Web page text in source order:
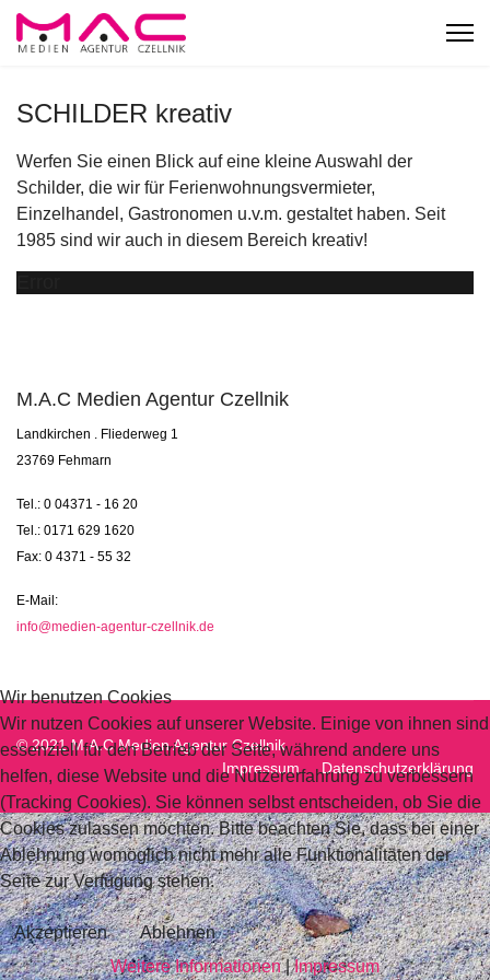
SCHILDER kreativ
Werfen Sie einen Blick auf eine kleine Auswahl der
Schilder, die wir für Ferienwohnungsvermieter,
Einzelhandel, Gastronomen u.v.m. gestaltet haben. Seit
1985 sind wir auch in diesem Bereich kreativ!
M.A.C Medien Agentur Czellnik
Landkirchen . Fliederweg 1
23769 Fehmarn
Tel.: 0 04371 - 16 20
Tel.: 0171 629 1620
Fax: 0 4371 - 55 32
E-Mail:
info@medien-agentur-czellnik.de
© 2021 M.A.C Medien Agentur Czellnik
Impressum
Datenschutzerklärung
Wir benutzen Cookies
Wir nutzen Cookies auf unserer Website. Einige von ihnen sind
essenziell für den Betrieb der Seite, während andere uns
helfen, diese Website und die Nutzererfahrung zu verbessern
(Tracking Cookies). Sie können selbst entscheiden, ob Sie die
Cookies zulassen möchten. Bitte beachten Sie, dass bei einer
Ablehnung womöglich nicht mehr alle Funktionalitäten der
Seite zur Verfügung stehen.
Akzeptieren
Ablehnen
Weitere Informationen|Impressum